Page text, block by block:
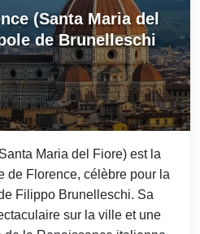
(Santa Maria del
de Brunelleschi
Maria del Fiore) est la
de Florence, célèbre pour la
Filippo Brunelleschi. Sa
sur la ville et une